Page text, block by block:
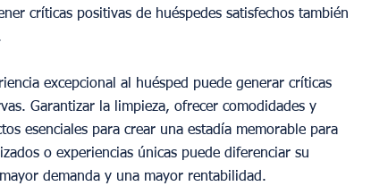
críticas positivas de huéspedes satisfechos también
excepcional al huésped puede generar críticas
Garantizar la limpieza, ofrecer comodidades y
esenciales para crear una estadía memorable para
o experiencias únicas puede diferenciar su
demanda y una mayor rentabilidad.